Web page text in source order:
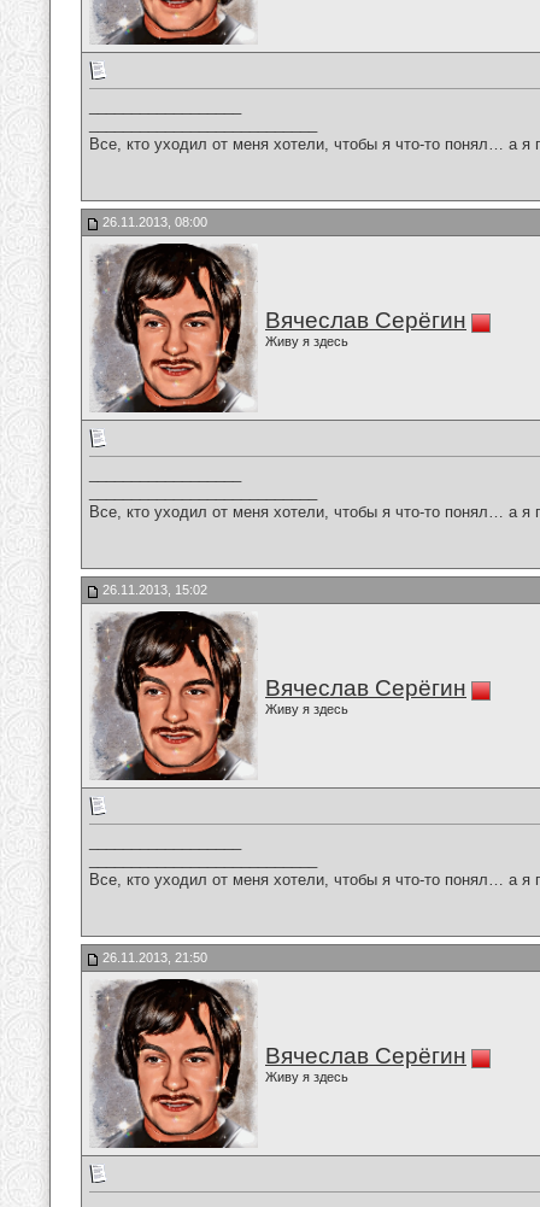
Все, кто уходил от меня хотели, чтобы я что-то понял… а
26.11.2013, 08:00
Вячеслав Серёгин
Живу я здесь
Все, кто уходил от меня хотели, чтобы я что-то понял… а
26.11.2013, 15:02
Вячеслав Серёгин
Живу я здесь
Все, кто уходил от меня хотели, чтобы я что-то понял… а
26.11.2013, 21:50
Вячеслав Серёгин
Живу я здесь